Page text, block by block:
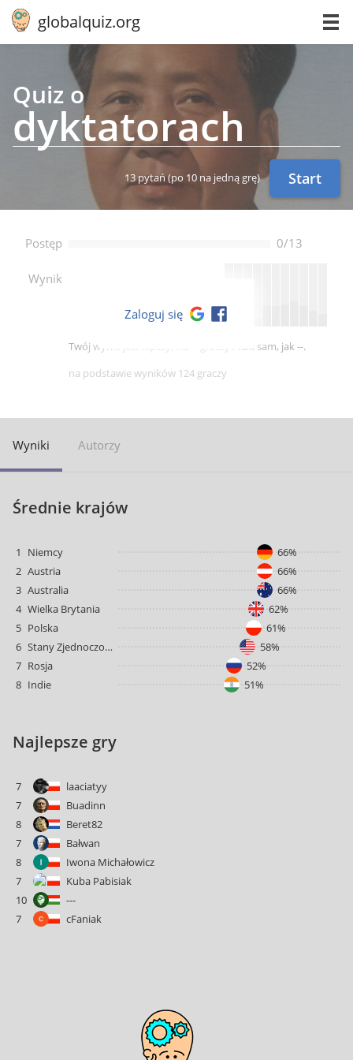
globalquiz.org
Quiz o
dyk­ta­to­rach
13 pytań(po 10 na jedną grę) Start
Postęp 0/13
Wynik --
Twój wynik jest lepszy, niż -- graczy i taki sam, jak --.
na podstawie wyników 124 graczy
Zaloguj się
Wyniki Autorzy
Średnie krajów
1 Niemcy
66%
2 Austria
66%
3 Australia
66%
4 Wielka Brytania
62%
5 Polska
61%
6
Stany Zjednoczone
58%
7 Rosja
52%
8 Indie 51%
Najlepsze gry
7
laaciatyy
7
Buadinn
8
Beret82
7
Bałwan
8
Iwona Michałowicz
7
Kuba Pabisiak
10
---
7
cFaniak